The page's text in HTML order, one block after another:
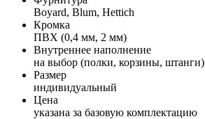
Boyard, Blum, Hettich
Кромка
ПВХ (0,4 мм, 2 мм)
Внутреннее наполнение
на выбор (полки, корзины, штанги)
Размер
индивидуальный
Цена
указана за базовую комплектацию